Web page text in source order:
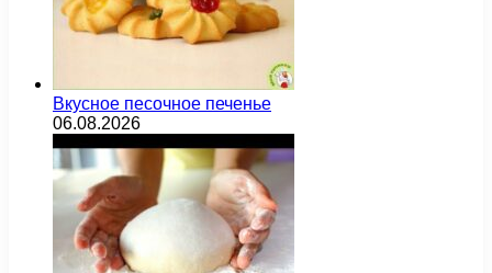
Вкусное песочное печенье
06.08.2026